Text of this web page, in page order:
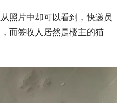
照片中却可以看到，快递员
而签收人居然是楼主的猫